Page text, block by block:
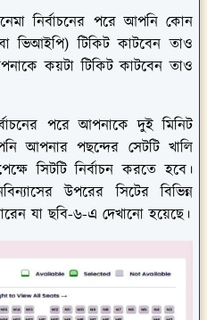
নির্বাচনের পরে আপনি কোন
ভিআইপি) টিকিট কাটবেন তাও
কয়টা টিকিট কাটবেন তাও
পরে আপনাকে দুই মিনিট
আপনার পছন্দের সেটটি খালি
সিটটি নির্বাচন করতে হবে।
উপরের সিটের বিভিন্ন
যা ছবি-৬-এ দেখানো হয়েছে।